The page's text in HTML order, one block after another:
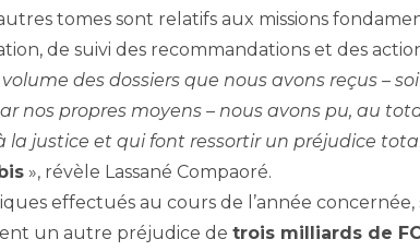
tomes sont relatifs aux missions
de suivi des recommandations et des
des dossiers que nous avons reçus –
nos propres moyens – nous avons pu, au
la justice et qui font ressortir un préjudice
», révèle Lassané Compaoré.
effectués au cours de l’année
un autre préjudice de trois milliards de